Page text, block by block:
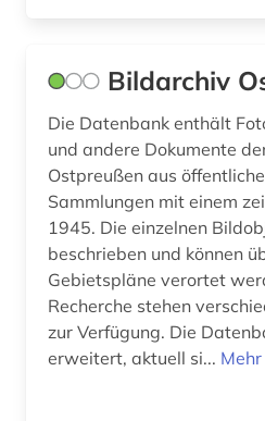
Bildarchiv
Die Datenbank enthält
und andere Dokumente
Ostpreußen aus
Sammlungen mit einem
1945. Die einzelnen
beschrieben und können
Gebietspläne verortet
Recherche stehen
zur Verfügung. Die Datenbank wird laufend
erweitert, aktuell si...